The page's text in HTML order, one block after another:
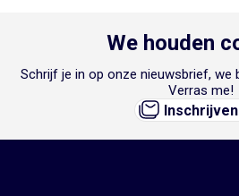
We houden
Schrijf je in op onze nieuwsbrief, we
Verras me!
Inschrijven